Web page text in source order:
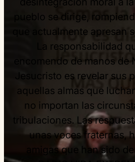
pruebas, por rutinas o
Aquí la sociedad
alternativa sana,
culturalmente y
escuchan los diferentes
responden a las
diversos tipos de
impacta, y las diferentes
alcanza.